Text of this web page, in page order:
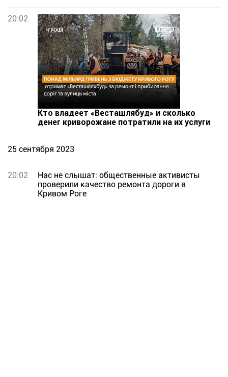
20:02
Кто владеет «Весташлябуд» и сколько
денег криворожане потратили на их услуги
25 сентября 2023
20:02
Нас не слышат: общественные активисты
проверили качество ремонта дороги в
Кривом Роге